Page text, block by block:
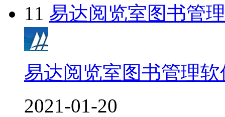
11 易达阅览室图书管
易达阅览室图书管理软
2021-01-20